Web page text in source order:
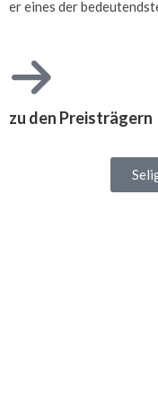
er eines der
zu den Preisträgern